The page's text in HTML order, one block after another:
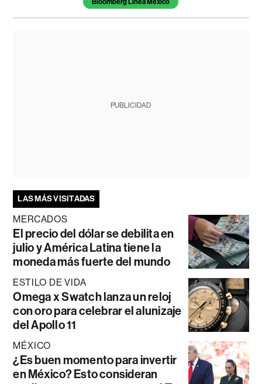
PUBLICIDAD
LAS MÁS VISITADAS
MERCADOS
El precio del dólar se debilita en
julio y América Latina tiene la
moneda más fuerte del mundo
ESTILO DE VIDA
Omega x Swatch lanza un reloj
con oro para celebrar el alunizaje
del Apollo 11
MÉXICO
¿Es buen momento para invertir
en México? Esto consideran